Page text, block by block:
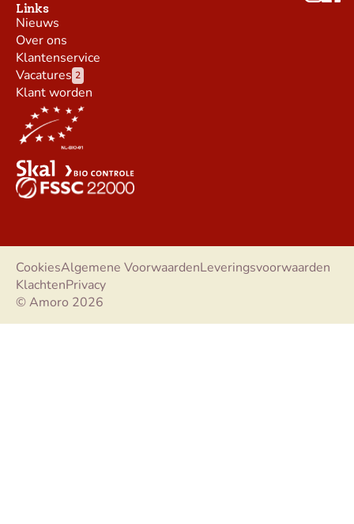
Links
Nieuws
Over ons
Klantenservice
Vacatures 2
Klant worden
© Amoro 2026
CookiesAlgemene VoorwaardenLeveringsvoorwaarden
KlachtenPrivacy